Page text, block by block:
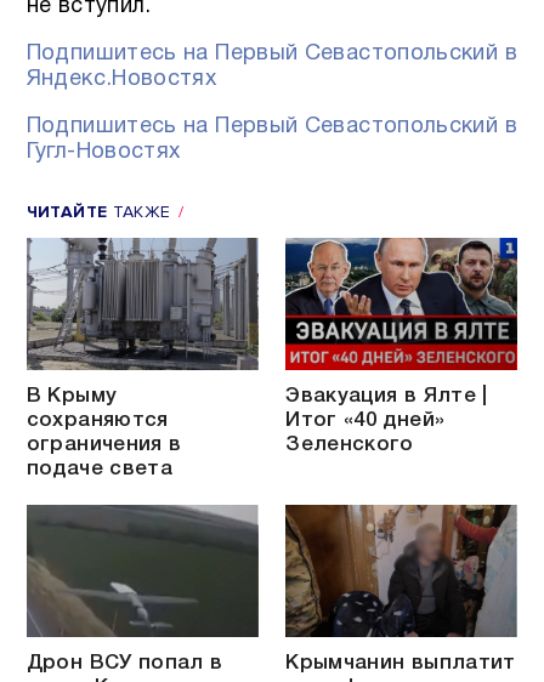
не вступил.
Подпишитесь на Первый Севастопольский в
Яндекс.Новостях
Подпишитесь на Первый Севастопольский в
Гугл-Новостях
ЧИТАЙТЕ ТАКЖЕ
В Крыму
сохраняются
ограничения в
подаче света
Эвакуация в Ялте |
Итог «40 дней»
Зеленского
Дрон ВСУ попал в
Крымчанин выплатит